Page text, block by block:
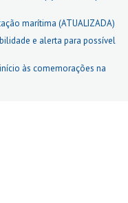
marítima (ATUALIZADA)
e alerta para possível
às comemorações na